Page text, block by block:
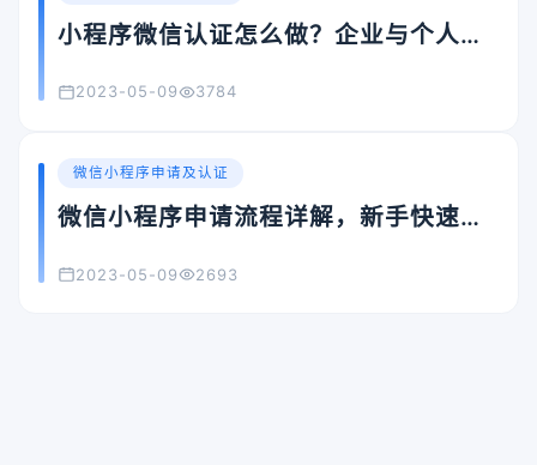
小程序微信认证怎么做？企业与个人认
2023-05-09 3784
微信小程序申请及认证
微信小程序申请流程详解，新手快速入
2023-05-09 2693